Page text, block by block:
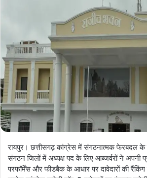
रायपुर। छत्तीसगढ़ कांग्रेस में संगठनात्मक फेरबदल
संगठन जिलों में अध्यक्ष पद के लिए आब्जर्वरों ने अपनी
परफॉर्मेंस और फीडबैक के आधार पर दावेदारों की